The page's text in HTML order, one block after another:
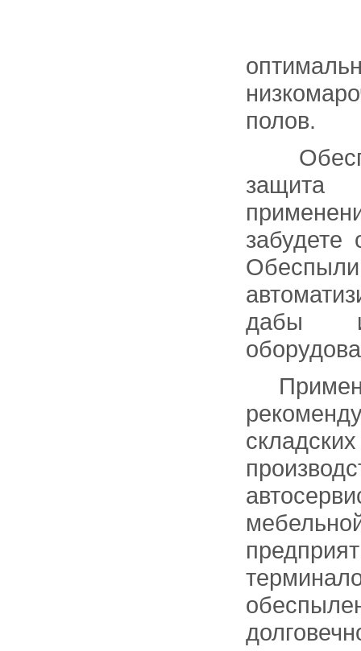
полов.
защита
дабы